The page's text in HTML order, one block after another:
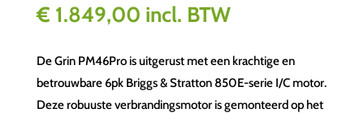
€ 1.849,00 incl. BTW
De Grin PM46Pro is uitgerust met een krachtige en
betrouwbare 6pk Briggs & Stratton 850E-serie I/C motor.
Deze robuuste verbrandingsmotor is gemonteerd op het